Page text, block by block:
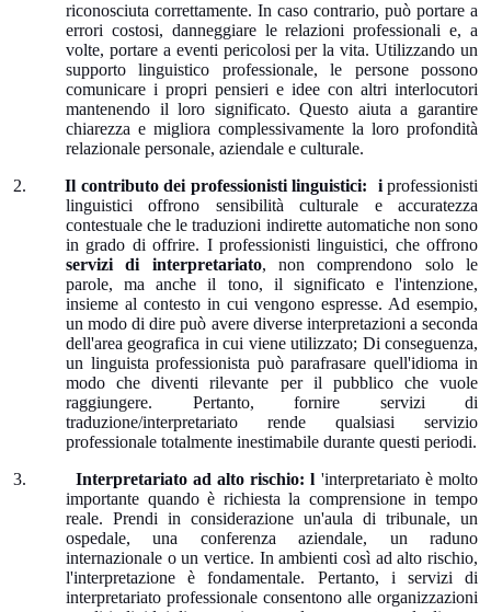
riconosciuta correttamente. In caso contrario, può portare a
errori costosi, danneggiare le relazioni professionali e, a
volte, portare a eventi pericolosi per la vita. Utilizzando un
supporto linguistico professionale, le persone possono
comunicare i propri pensieri e idee con altri interlocutori
mantenendo il loro significato. Questo aiuta a garantire
chiarezza e migliora complessivamente la loro profondità
relazionale personale, aziendale e culturale.
2.
Il contributo dei professionisti linguistici: iprofessionisti
linguistici offrono sensibilità culturale e accuratezza
contestuale che le traduzioni indirette automatiche non sono
in grado di offrire. I professionisti linguistici, che offrono
servizi di interpretariato, non comprendono solo le
parole, ma anche il tono, il significato e l'intenzione,
insieme al contesto in cui vengono espresse. Ad esempio,
un modo di dire può avere diverse interpretazioni a seconda
dell'area geografica in cui viene utilizzato; Di conseguenza,
un linguista professionista può parafrasare quell'idioma in
modo che diventi rilevante per il pubblico che vuole
raggiungere. Pertanto, fornire servizi di
traduzione/interpretariato rende qualsiasi servizio
professionale totalmente inestimabile durante questi periodi.
3.
Interpretariato ad alto rischio: l 'interpretariato è molto
importante quando è richiesta la comprensione in tempo
reale. Prendi in considerazione un'aula di tribunale, un
ospedale, una conferenza aziendale, un raduno
internazionale o un vertice. In ambienti così ad alto rischio,
l'interpretazione è fondamentale. Pertanto, i servizi di
interpretariato professionale consentono alle organizzazioni